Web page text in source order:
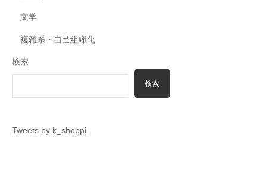
文学
複雑系・自己組織化
検索
検索
Tweets by k_shoppi